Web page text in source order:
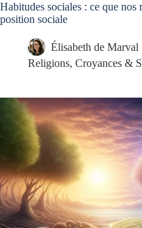
Habitudes sociales : ce que nos
position sociale
Élisabeth de Marval
Religions, Croyances &